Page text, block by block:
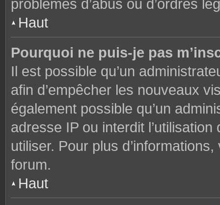
problèmes d’abus ou d’ordres
Haut
Pourquoi ne puis-je pas
Il est possible qu’un
afin d’empêcher les nouveaux
également possible qu’un
adresse IP ou interdit
utiliser. Pour plus
forum.
Haut